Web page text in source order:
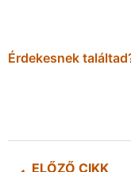
Érdekesnek
ELŐZŐ CIKK